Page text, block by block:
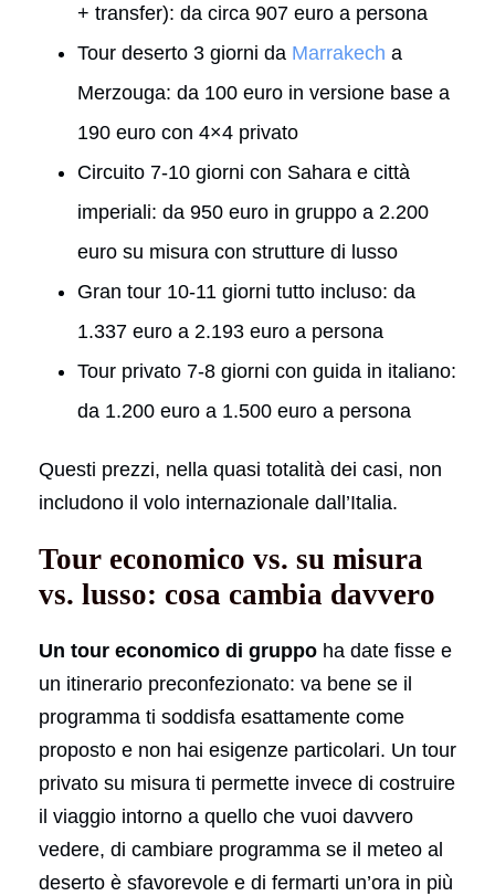
+ transfer): da circa 907 euro a persona
Tour deserto 3 giorni da Marrakech a
Merzouga: da 100 euro in versione base a
190 euro con 4×4 privato
Circuito 7-10 giorni con Sahara e città
imperiali: da 950 euro in gruppo a 2.200
euro su misura con strutture di lusso
Gran tour 10-11 giorni tutto incluso: da
1.337 euro a 2.193 euro a persona
Tour privato 7-8 giorni con guida in italiano:
da 1.200 euro a 1.500 euro a persona
Questi prezzi, nella quasi totalità dei casi, non
includono il volo internazionale dall’Italia.
Tour economico vs. su misura
vs. lusso: cosa cambia davvero
Un tour economico di gruppo ha date fisse e
un itinerario preconfezionato: va bene se il
programma ti soddisfa esattamente come
proposto e non hai esigenze particolari. Un tour
privato su misura ti permette invece di costruire
il viaggio intorno a quello che vuoi davvero
vedere, di cambiare programma se il meteo al
deserto è sfavorevole e di fermarti un’ora in più